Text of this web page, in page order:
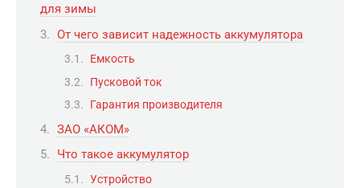
для зимы
От чего зависит надежность аккумулятора
Емкость
Пусковой ток
Гарантия производителя
ЗАО «АКОМ»
Что такое аккумулятор
Устройство